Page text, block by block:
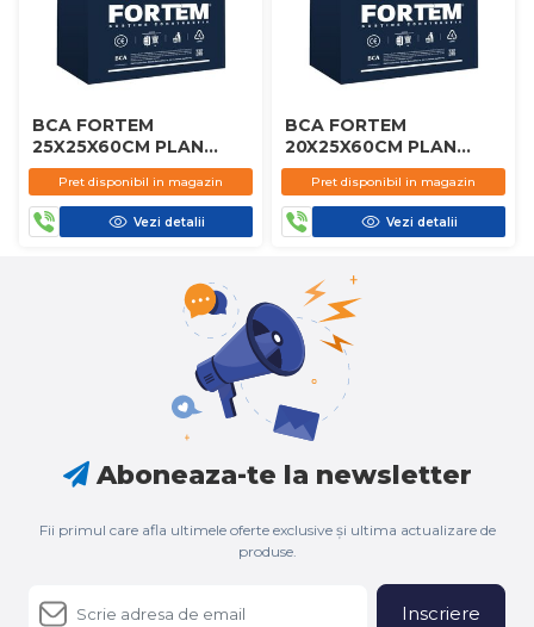
BCA FORTEM
25X25X60CM PLAN
D450
Pret disponibil in magazin
Vezi detalii
BCA FORTEM
20X25X60CM PLAN
D450
Pret disponibil in magazin
Vezi detalii
Aboneaza-te la newsletter
Fii primul care afla ultimele oferte exclusive și ultima actualizare de
produse.
Inscriere